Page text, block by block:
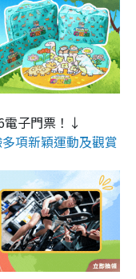
電子門票！↓
項新穎運動及觀賞